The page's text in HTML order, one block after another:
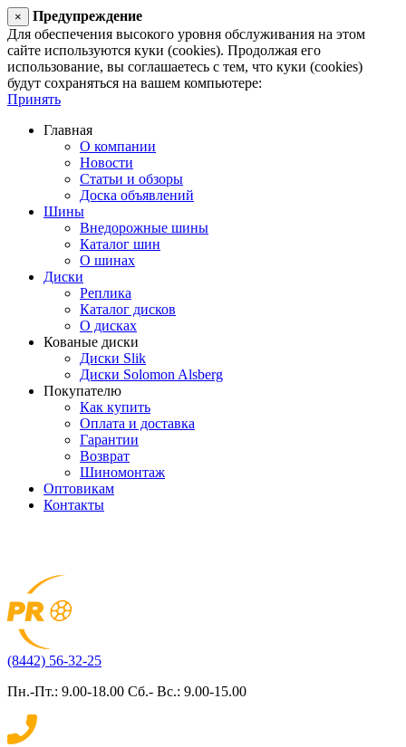
×
Предупреждение
Для обеспечения высокого уровня обслуживания на этом
сайте используются куки (cookies). Продолжая его
использование, вы соглашаетесь с тем, что куки (cookies)
будут сохраняться на вашем компьютере:
Принять
Главная
О компании
Новости
Статьи и обзоры
Доска объявлений
Шины
Внедорожные шины
Каталог шин
О шинах
Диски
Реплика
Каталог дисков
О дисках
Кованые диски
Диски Slik
Диски Solomon Alsberg
Покупателю
Как купить
Оплата и доставка
Гарантии
Возврат
Шиномонтаж
Оптовикам
Контакты
(8442) 56-32-25
Пн.-Пт.: 9.00-18.00 Сб.- Вс.: 9.00-15.00